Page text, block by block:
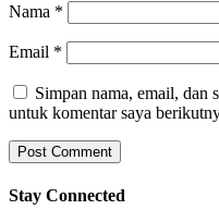
Nama *
Email *
Simpan nama, email, dan
untuk komentar saya
Stay Connected